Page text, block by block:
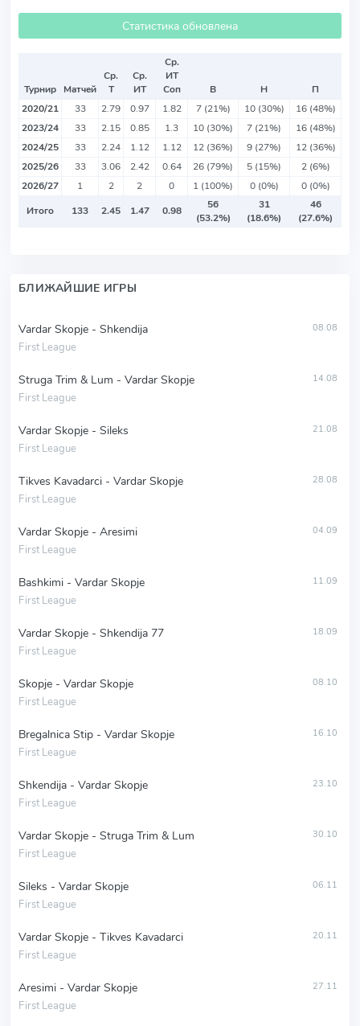
Статистика обновлена
Турнир Матчей
Ср.
Т
Ср.
ИТ
Ср.
ИТ
Соп
В Н
П
2020/21
33 2.79 0.97 1.82 7 (21%) 10 (30%)
16 (48%)
2023/24
33 2.15 0.85 1.3 10 (30%) 7 (21%)
16 (48%)
2024/25
33 2.24 1.12 1.12 12 (36%) 9 (27%)
12 (36%)
2025/26
33 3.06 2.42 0.64 26 (79%) 5 (15%)
2 (6%)
2026/27
1 2 2 0 1 (100%) 0 (0%)
0 (0%)
Итого
133 2.45 1.47 0.98
56
(53.2%)
31
(18.6%)
46
(27.6%)
БЛИЖАЙШИЕ ИГРЫ
Vardar Skopje - Shkendija
First League
08.08
Struga Trim & Lum - Vardar Skopje
First League
14.08
Vardar Skopje - Sileks
First League
21.08
Tikves Kavadarci - Vardar Skopje
First League
28.08
Vardar Skopje - Aresimi
First League
04.09
Bashkimi - Vardar Skopje
First League
11.09
Vardar Skopje - Shkendija 77
First League
18.09
Skopje - Vardar Skopje
First League
08.10
Bregalnica Stip - Vardar Skopje
First League
16.10
Shkendija - Vardar Skopje
First League
23.10
Vardar Skopje - Struga Trim & Lum
First League
30.10
Sileks - Vardar Skopje
First League
06.11
Vardar Skopje - Tikves Kavadarci
First League
20.11
Aresimi - Vardar Skopje
First League
27.11